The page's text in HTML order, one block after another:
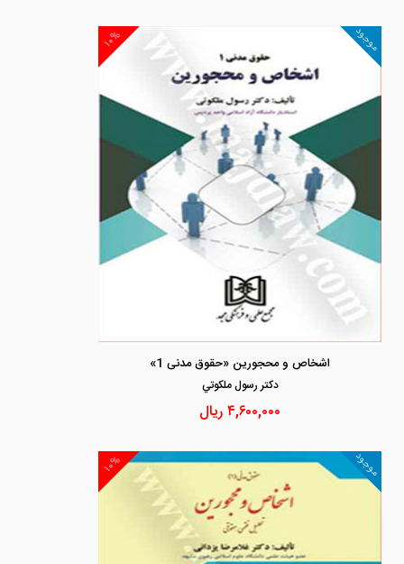
۱۰% موجود
اشخاص و محجورین «حقوق مدنی 1»
دكتر رسول ملكوتي
۴,۶۰۰,۰۰۰ریال
۱۰% موجود